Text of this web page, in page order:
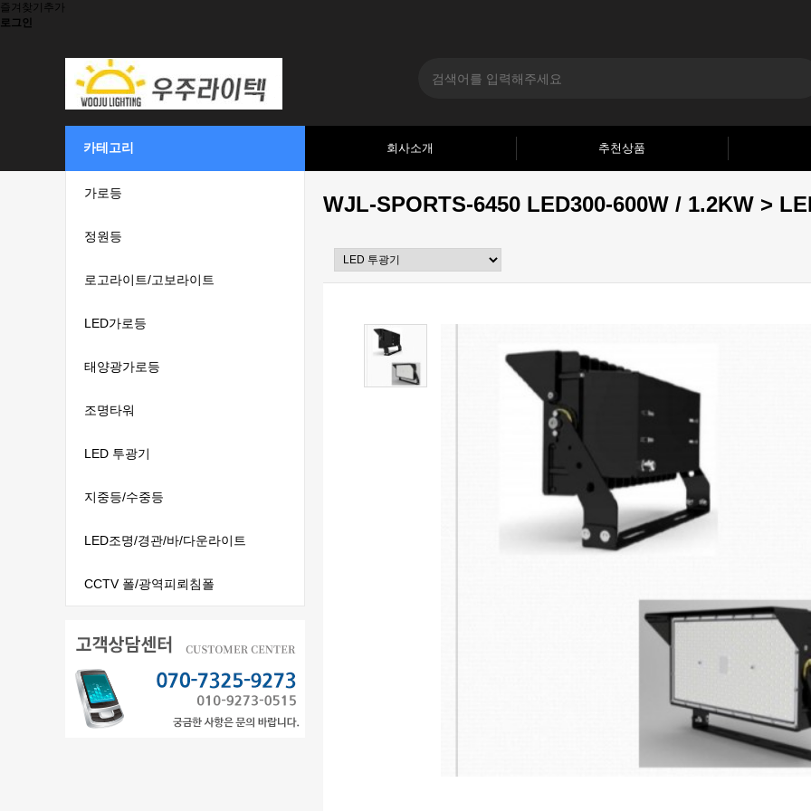
즐겨찾기추가
로그인
카테고리 회사소개 추천상품
가로등
정원등
로고라이트/고보라이트
LED가로등
태양광가로등
조명타워
LED 투광기
지중등/수중등
LED조명/경관/바/다운라이트
CCTV 폴/광역피뢰침폴
WJL-SPORTS-6450 LED300-600W / 1.2KW >